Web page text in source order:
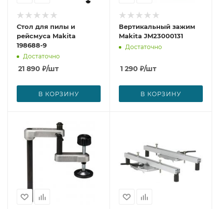
Стол для пилы и
рейсмуса Makita
198688-9
Достаточно
21 890 ₽/шт
В КОРЗИНУ
Вертикальный зажим
Makita JM23000131
Достаточно
1 290 ₽/шт
В КОРЗИНУ